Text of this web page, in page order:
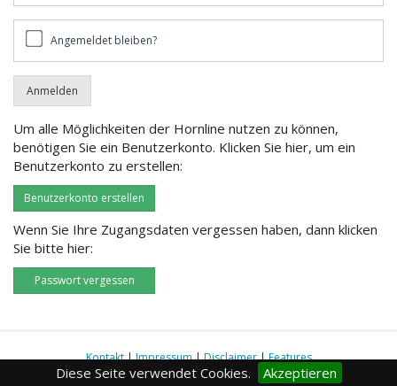
Diese Seite verwendet Cookies. Akzeptieren
bleiben?Angemeldet bleiben?
Um alle Möglichkeiten der Hornline nutzen zu können,
benötigen Sie ein Benutzerkonto. Klicken Sie hier, um ein
Benutzerkonto zu erstellen:
Benutzerkonto erstellen
Wenn Sie Ihre Zugangsdaten vergessen haben, dann klicken
Sie bitte hier:
Passwort vergessen
Kontakt|Impressum|Disclaimer|Features